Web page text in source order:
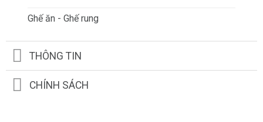
Ghế ăn - Ghế rung
THÔNG TIN
CHÍNH SÁCH